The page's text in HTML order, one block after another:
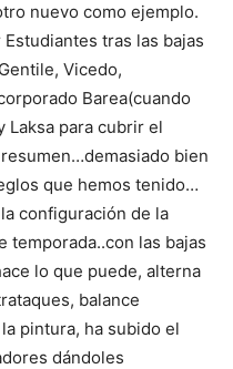
nuevo como ejemplo.
tras las bajas
Vicedo,
Barea(cuando
Laksa para cubrir el
bien
que hemos tenido…
configuración de la
temporada..con las bajas
lo que puede, alterna
balance
pintura, ha subido el
dándoles